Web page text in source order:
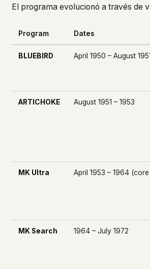
El programa evolucionó a través de
Program Dates
BLUEBIRD April 1950 – August 1951
ARTICHOKE August 1951 – 1953
MK Ultra April 1953 – 1964
MK Search 1964 – July 1972